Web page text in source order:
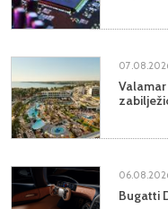
Bugatti